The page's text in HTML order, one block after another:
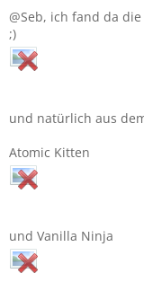
@Seb, ich fand da
;)
und natürlich aus
Atomic Kitten
und Vanilla Ninja